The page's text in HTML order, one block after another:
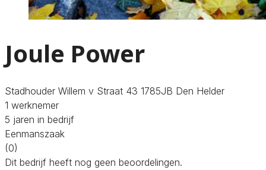
Joule Power
Stadhouder Willem v Straat 43 1785JB Den Helder
1 werknemer
5 jaren in bedrijf
Eenmanszaak
(0)
Dit bedrijf heeft nog geen beoordelingen.